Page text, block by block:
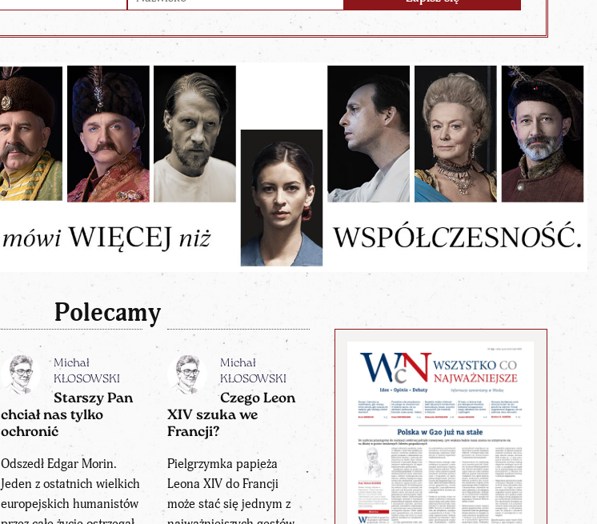
Polecamy
Michał
KŁOSOWSKI
Starszy Pan
chciał nas tylko
ochronić
Odszedł Edgar Morin.
Jeden z ostatnich wielkich
europejskich humanistów
Michał
KŁOSOWSKI
Czego Leon
XIV szuka we
Francji?
Pielgrzymka papieża
Leona XIV do Francji
może stać się jednym z